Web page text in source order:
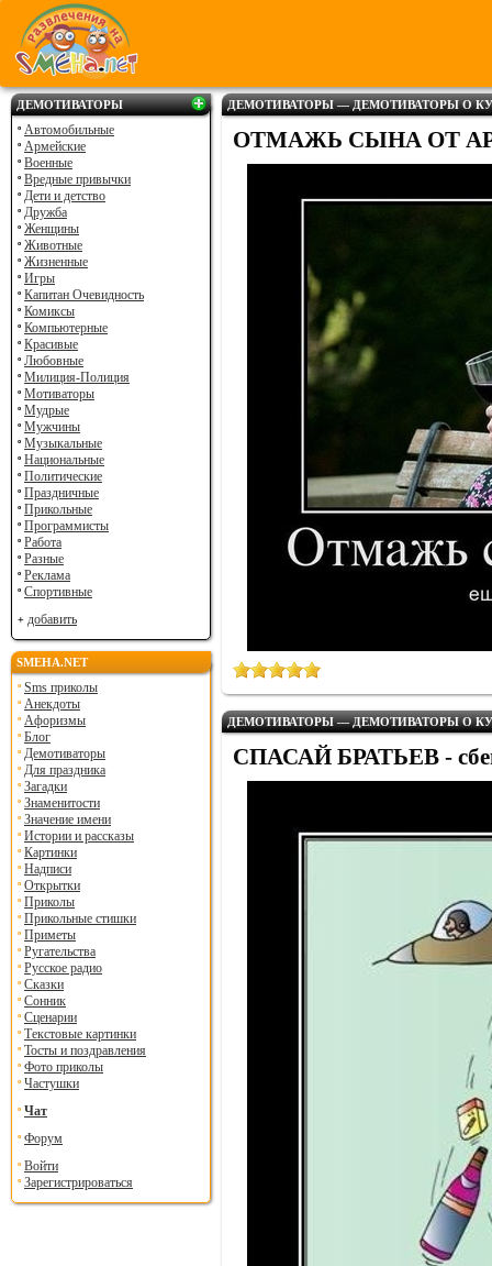
ДЕМОТИВАТОРЫ
Автомобильные
Армейские
Военные
Вредные привычки
Дети и детство
Дружба
Женщины
Животные
Жизненные
Игры
Капитан Очевидность
Комиксы
Компьютерные
Красивые
Любовные
Милиция-Полиция
Мотиваторы
Мудрые
Мужчины
Музыкальные
Национальные
Политические
Праздничные
Прикольные
Программисты
Работа
Разные
Реклама
Спортивные
добавить
SMEHA.NET
Sms приколы
Анекдоты
Афоризмы
Блог
Демотиваторы
Для праздника
Загадки
Знаменитости
Значение имени
Истории и рассказы
Картинки
Надписи
Открытки
Приколы
Прикольные стишки
Приметы
Ругательства
Русское радио
Сказки
Сонник
Сценарии
Текстовые картинки
Тосты и поздравления
Фото приколы
Частушки
Чат
Форум
Войти
Зарегистрироваться
ДЕМОТИВАТОРЫ — ДЕМОТИВАТОРЫ О
ОТМАЖЬ СЫНА ОТ
ДЕМОТИВАТОРЫ — ДЕМОТИВАТОРЫ О
СПАСАЙ БРАТЬЕВ -